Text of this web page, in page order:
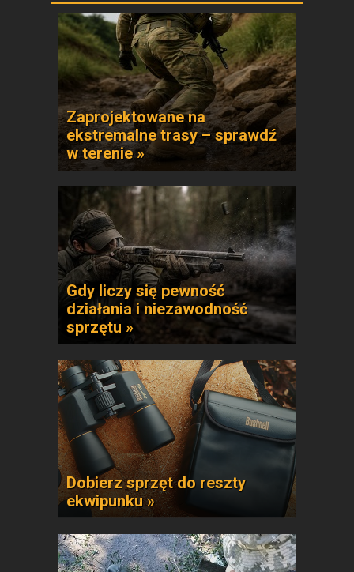
Zaprojektowane na
ekstremalne trasy – sprawdź
w terenie »
Gdy liczy się pewność
działania i niezawodność
sprzętu »
Dobierz sprzęt do reszty
ekwipunku »